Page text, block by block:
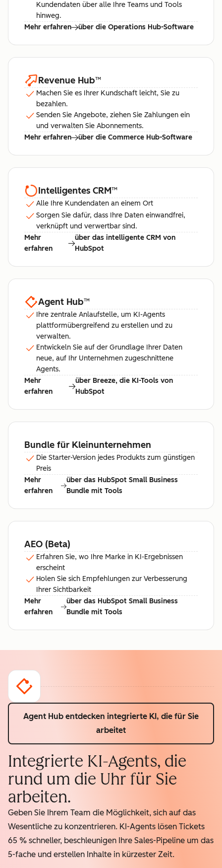
Kundendaten über alle Ihre Teams und Tools
hinweg.
Mehr erfahren
über die Operations Hub-Software
Revenue Hub™
Machen Sie es Ihrer Kundschaft leicht, Sie zu
bezahlen.
Senden Sie Angebote, ziehen Sie Zahlungen ein
und verwalten Sie Abonnements.
Mehr erfahren
über die Commerce Hub-Software
Intelligentes CRM™
Alle Ihre Kundendaten an einem Ort
Sorgen Sie dafür, dass Ihre Daten einwandfrei,
verknüpft und verwertbar sind.
Mehr
erfahren
über das intelligente CRM von
HubSpot
Agent Hub™
Ihre zentrale Anlaufstelle, um KI-Agents
plattformübergreifend zu erstellen und zu
verwalten.
Entwickeln Sie auf der Grundlage Ihrer Daten
neue, auf Ihr Unternehmen zugeschnittene
Agents.
Mehr
erfahren
über Breeze, die KI-Tools von
HubSpot
Bundle für Kleinunternehmen
Die Starter-Version jedes Produkts zum günstigen
Preis
Mehr
erfahren
über das HubSpot Small Business
Bundle mit Tools
AEO (Beta)
Erfahren Sie, wo Ihre Marke in KI-Ergebnissen
erscheint
Holen Sie sich Empfehlungen zur Verbesserung
Ihrer Sichtbarkeit
Mehr
erfahren
über das HubSpot Small Business
Bundle mit Tools
Agent Hub entdecken integrierte KI, die für Sie
arbeitet
Integrierte KI-Agents, die
rund um die Uhr für Sie
arbeiten.
Geben Sie Ihrem Team die Möglichkeit, sich auf das
Wesentliche zu konzentrieren. KI-Agents lösen Tickets
65 % schneller, beschleunigen Ihre Sales-Pipeline um das
5-fache und erstellen Inhalte in kürzester Zeit.